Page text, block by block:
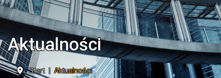
Aktualności
Start Aktualności